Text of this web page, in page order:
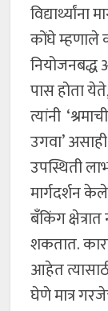
कोंघे म्हणाले
नियोजनबद्ध
पास होता
त्यांनी
उगवा’
उपस्थिती
मार्गदर्शन
बँकिंग
शकतात.
आहेत
घेणे मात्र